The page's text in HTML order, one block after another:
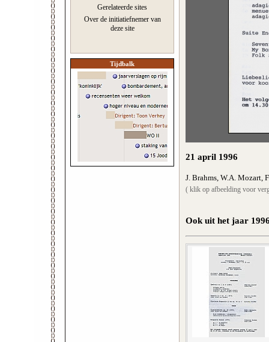
Gerelateerde sites
Over de initiatiefnemer van
deze site
Tijdbalk
21 april 1996
J. Brahms, W.A. Mozart,
( klik op afbeelding voor
Ook uit het jaar